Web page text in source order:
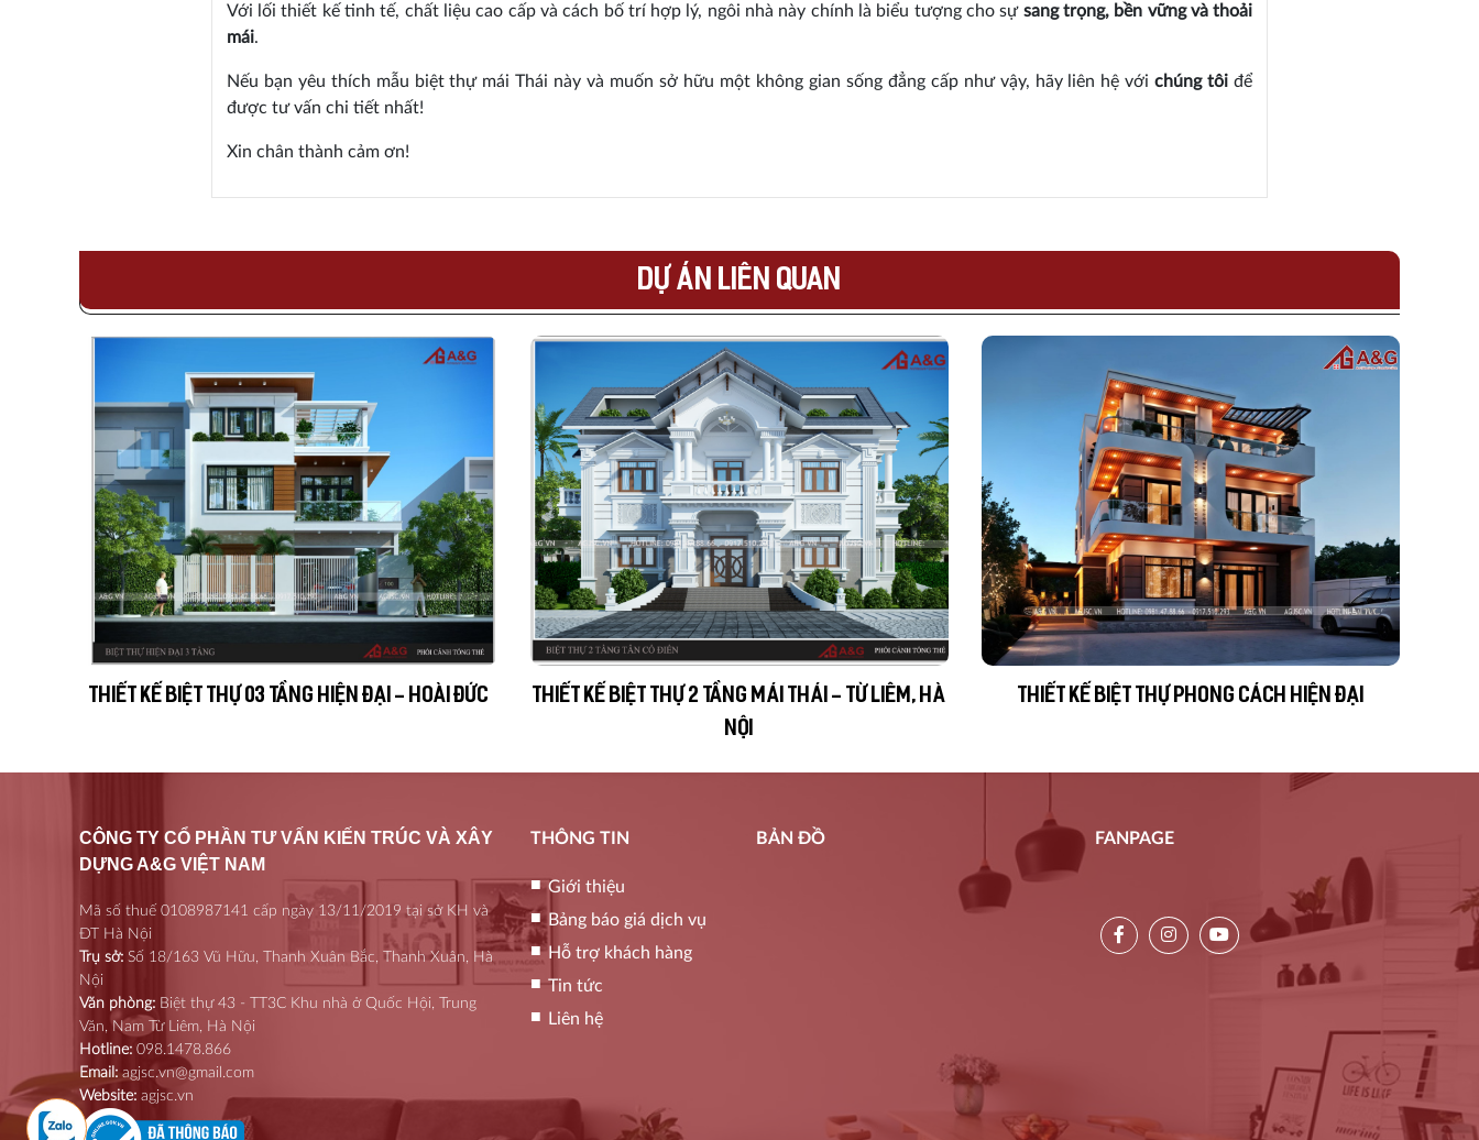
Với lối thiết kế tinh tế, chất liệu cao cấp và cách bố trí hợp lý, ngôi nhà này chính là biểu tượng cho sự sang trọng, bền vững và thoải
mái.
Nếu bạn yêu thích mẫu biệt thự mái Thái này và muốn sở hữu một không gian sống đẳng cấp như vậy, hãy liên hệ vớichúng tôi để
được tư vấn chi tiết nhất!
Xin chân thành cảm ơn!
DỰ ÁN LIÊN QUAN
THIẾT KẾ BIỆT THỰ 03 TẦNG HIỆN ĐẠI - HOÀI ĐỨC
Dự án:Thiết kế thi công biệt thự mái thái
Chủ đầu tư:Anh Linh
Địa điểm:
Từ Liêm - HN
Diện tích:285 m2
Số tầng:
Phong cách:Tân Cổ Điển
Năm thực hiện
THIẾT KẾ BIỆT THỰ 2 TẦNG MÁI THÁI - TỪ LIÊM, HÀ
NỘI
BIỆT THỰ HIỆN ĐẠI 3 TẦNG - KHÔNG GIAN SỐNG
SANG TRỌNG TẠI HOÀI ĐỨC
✨Dự án:Thiết kế biệt thự hiện đại
📍Địa điểm: Hoài Đức - Hà Nội
👨‍💼Chủ đầu tư:Gia đình anh Tú
Diện tích thiết kế:450m² sàn
🏗 Năm thực hiện:
2021
🏢Đơn vị thực hiện:Công ty CP Tư vấn Kiến trúc & Xây
dựng A&G Việt Nam
THIẾT KẾ BIỆT THỰ PHONG CÁCH HIỆN ĐẠI
CÔNG TY CỔ PHẦN TƯ VẤN KIẾN TRÚC VÀ XÂY
DỰNG A&G VIỆT NAM
Mã số thuế 0108987141 cấp ngày 13/11/2019 tại sở KH và
ĐT Hà Nội
Trụ sở: Số 18/163 Vũ Hữu, Thanh Xuân Bắc, Thanh Xuân, Hà
Nội
Văn phòng: Biệt thự 43 - TT3C Khu nhà ở Quốc Hội, Trung
Văn, Nam Từ Liêm, Hà Nội
Hotline: 098.1478.866
Email: agjsc.vn@gmail.com
Website: agjsc.vn
THÔNG TIN
Giới thiệu
Bảng báo giá dịch vụ
Hỗ trợ khách hàng
Tin tức
Liên hệ
BẢN ĐỒ FANPAGE